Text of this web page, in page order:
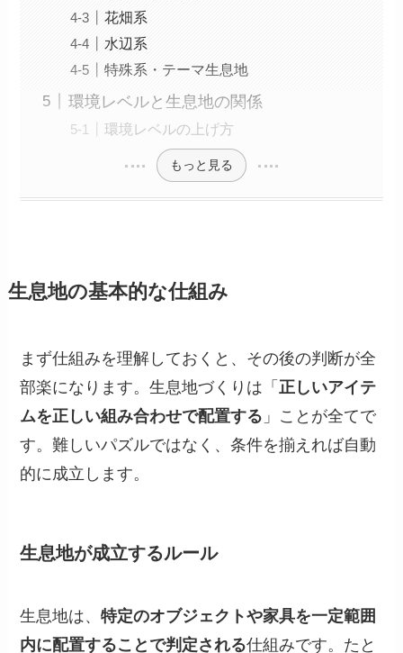
花畑系
水辺系
特殊系・テーマ生息地
環境レベルと生息地の関係
環境レベルの上げ方
もっと見る
生息地の基本的な仕組み
まず仕組みを理解しておくと、その後の判断が全
部楽になります。生息地づくりは「正しいアイテ
ムを正しい組み合わせで配置する 」ことが全てで
す。難しいパズルではなく、条件を揃えれば自動
的に成立します。
生息地が成立するルール
生息地は、特定のオブジェクトや家具を一定範囲
内に配置することで判定される仕組みです。たと